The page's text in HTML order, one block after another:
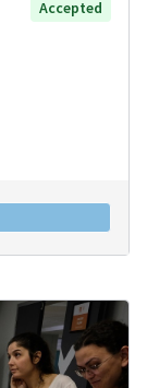
Accepted